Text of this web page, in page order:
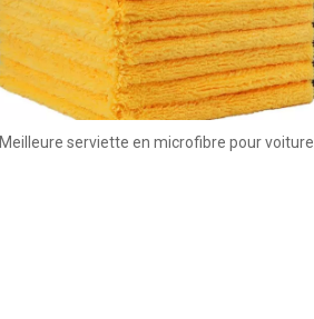
Meilleure serviette en microfibre pour voiture